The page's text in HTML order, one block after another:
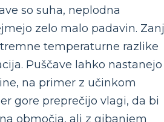
so suha, neplodna
zelo malo padavin.
temperaturne razlike
Puščave lahko nastanejo
na primer z učinkom
gore preprečijo vlagi, da bi
območja, ali z gibanjem